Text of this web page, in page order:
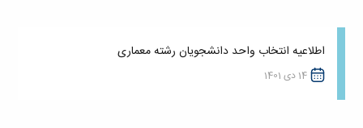
اطلاعیه انتخاب واحد دانشجویان رشته معماری
14 دی 1401